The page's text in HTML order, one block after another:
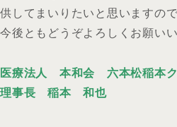
供してまいりたいと思いますので
今後ともどうぞよろしくお願いい
医療法人 本和会 六本松稲本ク
理事長 稲本 和也